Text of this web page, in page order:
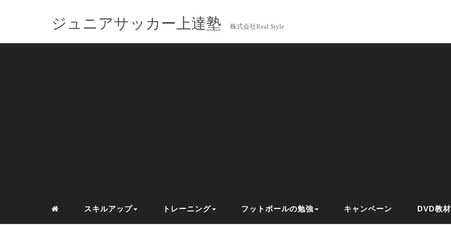
ジュニアサッカー上達塾 株式会社Real Style
スキルアップ トレーニング フットボールの勉強 キャンペーン DVD教材